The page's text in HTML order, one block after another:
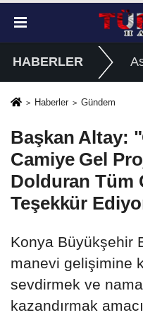
HABERLER
Haberler Gündem
Başkan Altay:
Camiye Gel
Dolduran Tüm
Teşekkür
Konya Büyükşehir
manevi gelişimine
sevdirmek ve
kazandırmak